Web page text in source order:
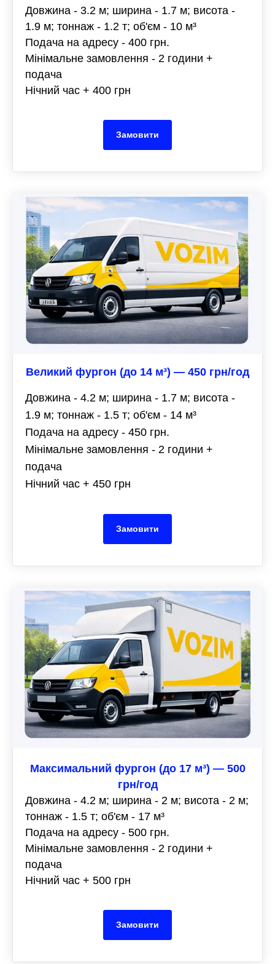
Довжина - 3.2 м; ширина - 1.7 м; висота -
1.9 м; тоннаж - 1.2 т; об'єм - 10 м³
Подача на адресу - 400 грн.
Мінімальне замовлення - 2 години +
подача
Нічний час + 400 грн
Замовити
Великий фургон (до 14 м³) — 450 грн/год
Довжина - 4.2 м; ширина - 1.7 м; висота -
1.9 м; тоннаж - 1.5 т; об'єм - 14 м³
Подача на адресу - 450 грн.
Мінімальне замовлення - 2 години +
подача
Нічний час + 450 грн
Замовити
Максимальний фургон (до 17 м³) — 500
грн/год
Довжина - 4.2 м; ширина - 2 м; висота - 2 м;
тоннаж - 1.5 т; об'єм - 17 м³
Подача на адресу - 500 грн.
Мінімальне замовлення - 2 години +
подача
Нічний час + 500 грн
Замовити